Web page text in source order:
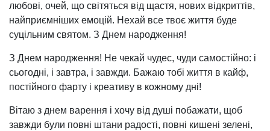
любові, очей, що світяться від щастя, нових відкриттів,
найприємніших емоцій. Нехай все твоє життя буде
суцільним святом. З Днем народження!
З Днем народження! Не чекай чудес, чуди самостійно: і
сьогодні, і завтра, і завжди. Бажаю тобі життя в кайф,
постійного фарту і креативу в кожному дні!
Вітаю з днем варення і хочу від душі побажати, щоб
завжди були повні штани радості, повні кишені зелені,